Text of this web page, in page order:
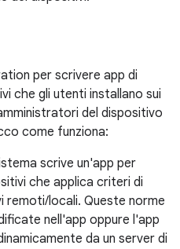
per scrivere app di
che gli utenti installano sui
del dispositivo
come funziona:
scrive un'app per
che applica criteri di
remoti/locali. Queste norme
nell'app oppure l'app
da un server di